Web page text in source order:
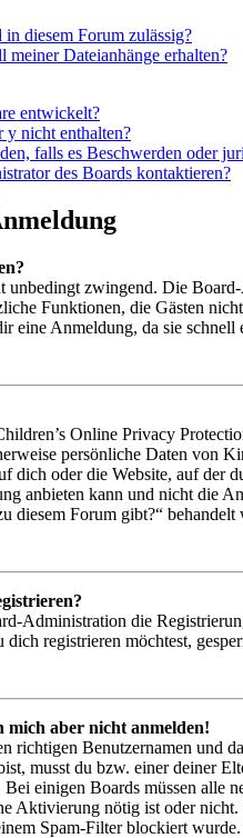
diesem Forum zulässig?
Dateianhänge erhalten?
entwickelt?
y nicht enthalten?
falls es Beschwerden oder
des Boards kontaktieren?
unbedingt zwingend. Die
Funktionen, die Gästen
eine Anmeldung, da sie
Online Privacy
persönliche Daten von
dich oder die Website, auf der
anbieten kann und nicht die
diesem Forum gibt?“ behandelt
Administration die
dich registrieren möchtest,
aber nicht anmelden!
richtigen Benutzernamen und
musst du bzw. einer deiner
einigen Boards müssen alle
Aktivierung nötig ist oder
Spam-Filter blockiert